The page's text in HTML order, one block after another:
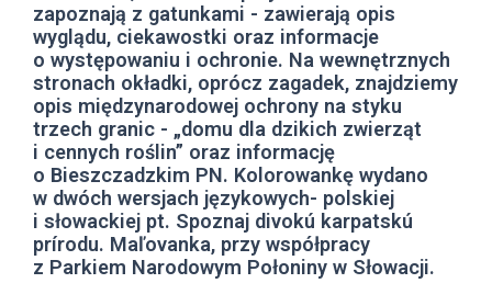
zapoznają z gatunkami - zawierają opis
wyglądu, ciekawostki oraz informacje
o występowaniu i ochronie. Na wewnętrznych
stronach okładki, oprócz zagadek, znajdziemy
opis międzynarodowej ochrony na styku
trzech granic - „domu dla dzikich zwierząt
i cennych roślin” oraz informację
o Bieszczadzkim PN. Kolorowankę wydano
w dwóch wersjach językowych- polskiej
i słowackiej pt. Spoznaj divokú karpatskú
prírodu. Maľovanka, przy współpracy
z Parkiem Narodowym Połoniny w Słowacji.